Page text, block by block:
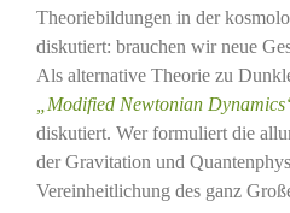
Theoriebildungen in der
diskutiert: brauchen wir neue
Als alternative Theorie zu
„Modified Newtonian
diskutiert. Wer formuliert die
der Gravitation und
Vereinheitlichung des ganz